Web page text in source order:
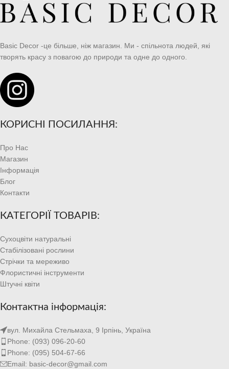
Basic Decor -це більше, ніж магазин. Ми - спільнота людей, які
творять красу з повагою до природи та одне до одного.
КОРИСНІ ПОСИЛАННЯ:
Про Нас
Магазин
Інформація
Блог
Контакти
КАТЕГОРІЇ ТОВАРІВ:
Сухоцвіти натуральні
Стабілізовані рослини
Стрічки та мереживо
Флористичні інструменти
Штучні квіти
Контактна інформація:
вул. Михайла Стельмаха, 9 Ірпінь, Україна
Phone: (093) 096-20-60
Phone: (095) 504-67-66
Email: basic-decor@gmail.com